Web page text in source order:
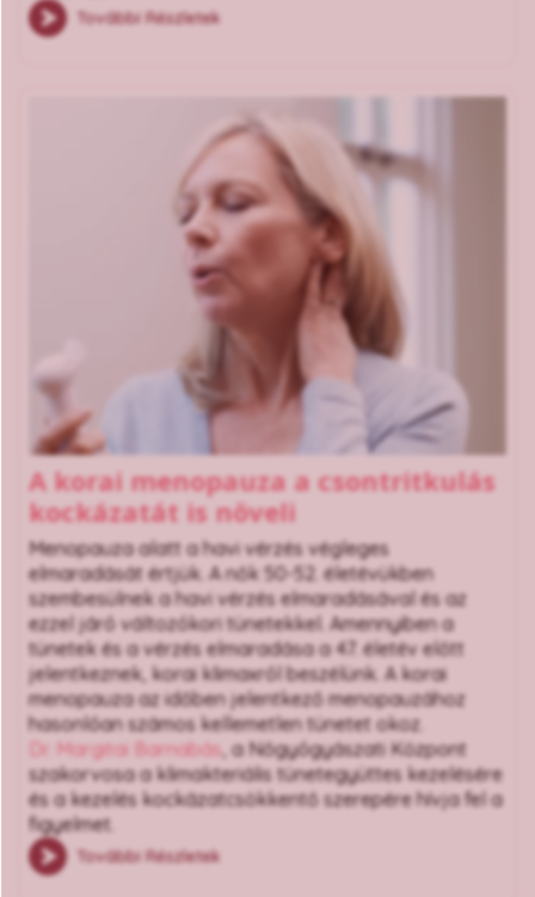
További Részletek
A korai menopauza a csontritkulás
kockázatát is növeli
Menopauza alatt a havi vérzés végleges
elmaradását értjük. A nők 50-52. életévükben
szembesülnek a havi vérzés elmaradásával és az
ezzel járó változókori tünetekkel. Amennyiben a
tünetek és a vérzés elmaradása a 47. életév előtt
jelentkeznek, korai klimaxról beszélünk. A korai
menopauza az időben jelentkező menopauzához
hasonlóan számos kellemetlen tünetet okoz.
Dr. Margitai Barnabás, a Nőgyógyászati Központ
szakorvosa a klimakteriális tünetegyüttes kezelésére
és a kezelés kockázatcsökkentő szerepére hívja fel a
figyelmet.
További Részletek